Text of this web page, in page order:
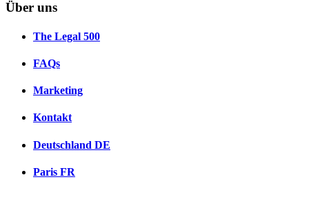
Über uns
The Legal 500
FAQs
Marketing
Kontakt
Deutschland DE
Paris FR